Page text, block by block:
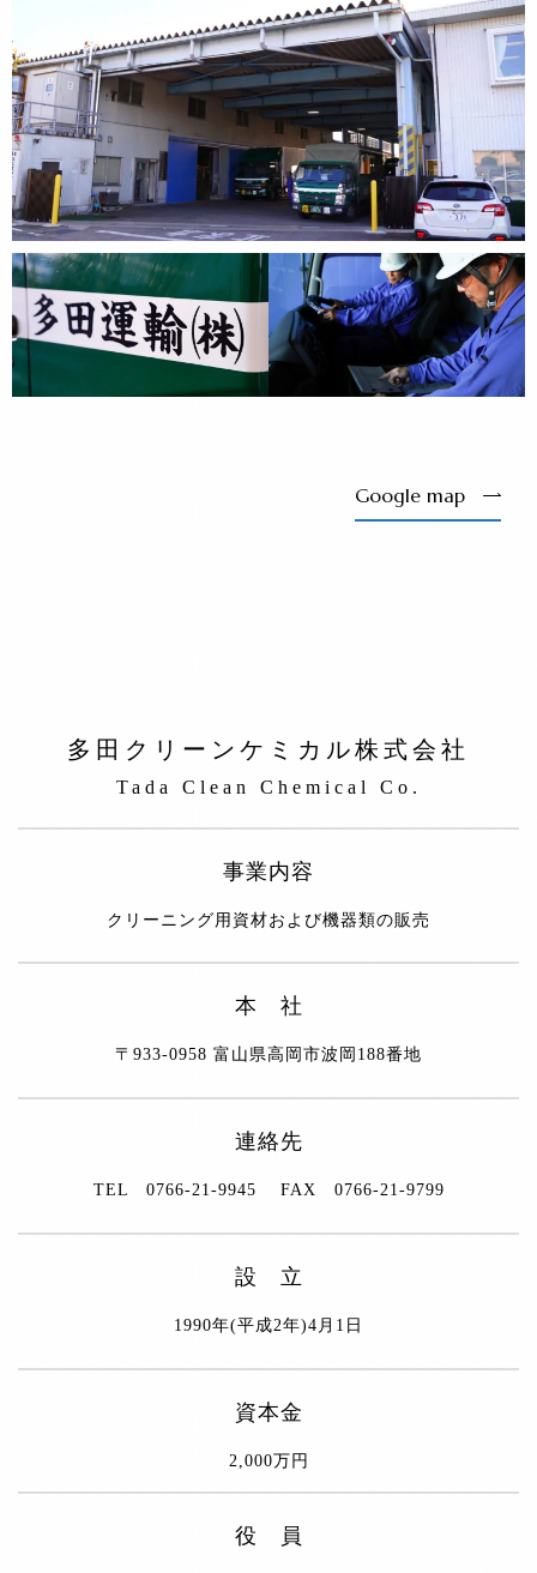
Google map
多田クリーンケミカル株式会社
Tada Clean Chemical Co.
事業内容
クリーニング用資材および機器類の販売
本 社
〒933-0958 富山県高岡市波岡188番地
連絡先
TEL 0766-21-9945 FAX 0766-21-9799
設 立
1990年(平成2年)4月1日
資本金
2,000万円
役 員